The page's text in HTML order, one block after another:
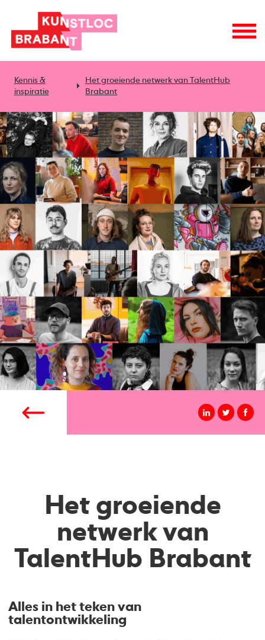
Kennis &
inspiratie
Het groeiende netwerk van TalentHub
Brabant
Het groeiende
netwerk van
TalentHub Brabant
Alles in het teken van
talentontwikkeling